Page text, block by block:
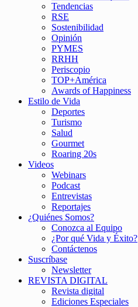
Tendencias
RSE
Sostenibilidad
Opinión
PYMES
RRHH
Periscopio
TOP+América
Awards of Happiness
Estilo de Vida
Deportes
Turismo
Salud
Gourmet
Roaring 20s
Videos
Webinars
Podcast
Entrevistas
Reportajes
¿Quiénes Somos?
Conozca al Equipo
¿Por qué Vida y Éxito?
Contáctenos
Suscríbase
Newsletter
REVISTA DIGITAL
Revista digital
Ediciones Especiales